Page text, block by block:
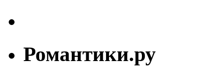
Романтики.ру